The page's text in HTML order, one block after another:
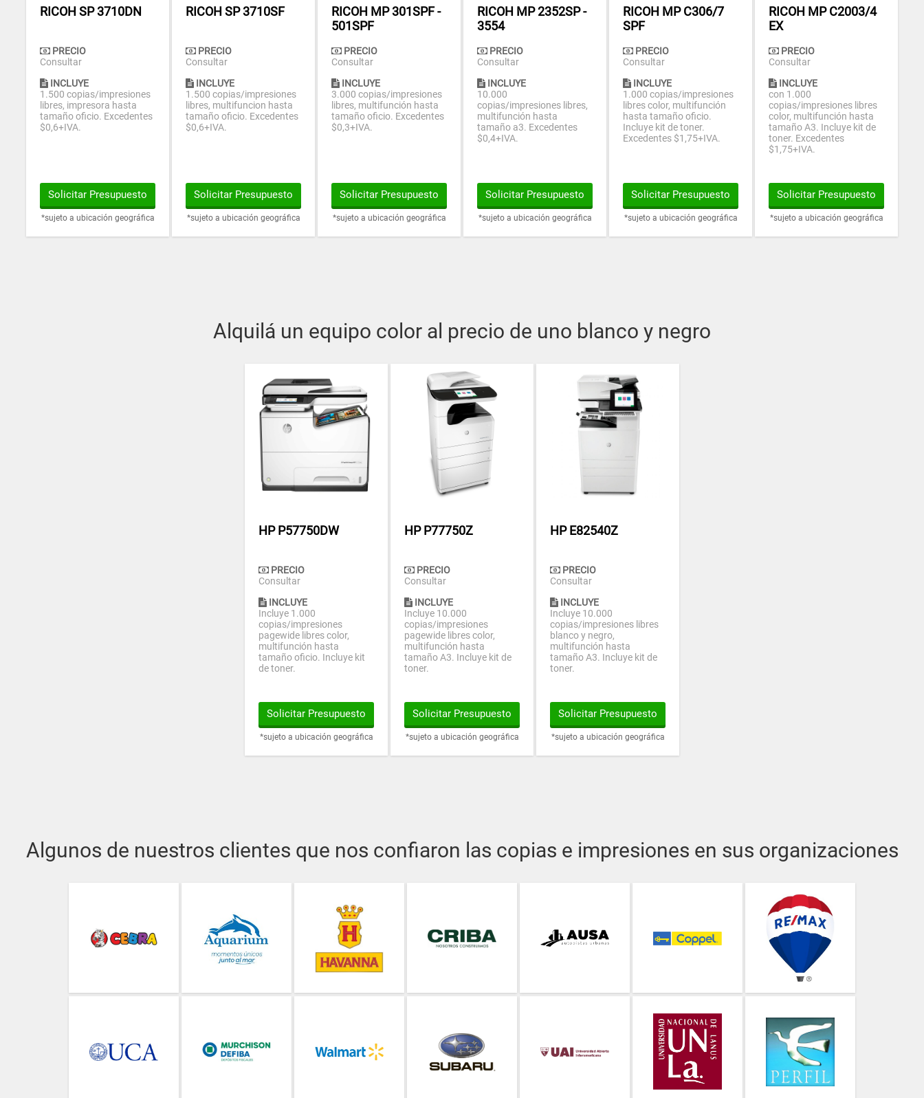
RICOH SP 3710DN
PRECIO
Consultar
INCLUYE
1.500 copias/impresiones
libres, impresora hasta
tamaño oficio. Excedentes
$0,6+IVA.
Solicitar Presupuesto
*sujeto a ubicación geográfica
RICOH SP 3710SF
PRECIO
Consultar
INCLUYE
1.500 copias/impresiones
libres, multifuncion hasta
tamaño oficio. Excedentes
$0,6+IVA.
Solicitar Presupuesto
*sujeto a ubicación geográfica
RICOH MP 301SPF -
501SPF
PRECIO
Consultar
INCLUYE
3.000 copias/impresiones
libres, multifunción hasta
tamaño oficio. Excedentes
$0,3+IVA.
Solicitar Presupuesto
*sujeto a ubicación geográfica
RICOH MP 2352SP -
3554
PRECIO
Consultar
INCLUYE
10.000
copias/impresiones libres,
multifunción hasta
tamaño a3. Excedentes
$0,4+IVA.
Solicitar Presupuesto
*sujeto a ubicación geográfica
RICOH MP C306/7
SPF
PRECIO
Consultar
INCLUYE
1.000 copias/impresiones
libres color, multifunción
hasta tamaño oficio.
Incluye kit de toner.
Excedentes $1,75+IVA.
Solicitar Presupuesto
*sujeto a ubicación geográfica
RICOH MP C2003/4
EX
PRECIO
Consultar
INCLUYE
con 1.000
copias/impresiones libres
color, multifunción hasta
tamaño A3. Incluye kit de
toner. Excedentes
$1,75+IVA.
Solicitar Presupuesto
*sujeto a ubicación geográfica
Alquilá un equipo color al precio de uno blanco y negro
HP P57750DW
PRECIO
Consultar
INCLUYE
Incluye 1.000
copias/impresiones
pagewide libres color,
multifunción hasta
tamaño oficio. Incluye kit
de toner.
Solicitar Presupuesto
*sujeto a ubicación geográfica
HP P77750Z
PRECIO
Consultar
INCLUYE
Incluye 10.000
copias/impresiones
pagewide libres color,
multifunción hasta
tamaño A3. Incluye kit de
toner.
Solicitar Presupuesto
*sujeto a ubicación geográfica
HP E82540Z
PRECIO
Consultar
INCLUYE
Incluye 10.000
copias/impresiones libres
blanco y negro,
multifunción hasta
tamaño A3. Incluye kit de
toner.
Solicitar Presupuesto
*sujeto a ubicación geográfica
Algunos de nuestros clientes que nos confiaron las copias e impresiones en sus organizaciones